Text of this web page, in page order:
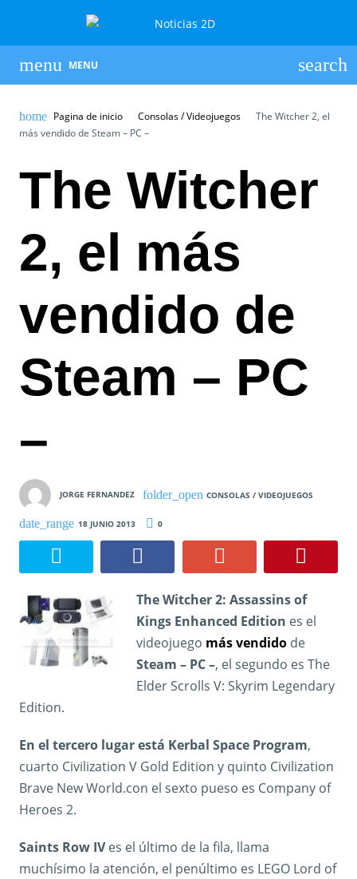
MENU
Pagina de inicio Consolas / Videojuegos
The Witcher 2, el
más vendido de Steam – PC –
The Witcher
2, el más
vendido de
Steam – PC
–
JORGE FERNANDEZ CONSOLAS / VIDEOJUEGOS
18 JUNIO 2013 0
The Witcher 2: Assassins of
Kings Enhanced Edition es el
videojuego más vendidode
Steam – PC –, el segundo es The
Elder Scrolls V: Skyrim Legendary
Edition.
En el tercero lugar está Kerbal Space Program,
cuarto Civilization V Gold Edition y quinto Civilization
Brave New World.con el sexto pueso es Company of
Heroes 2.
Saints Row IVes el último de la fila, llama
muchísimo la atención, el penúltimo es LEGO Lord of